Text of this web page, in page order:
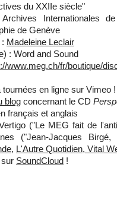
du XXIIe siècle"
Internationales
de Genève
Madeleine Leclair
: Word and Sound
www.meg.ch/fr/boutique/
tournées en ligne sur Vimeo !
blog concernant le CD
français et anglais
("Le MEG fait de
("Jean-Jacques Birgé,
, L'Autre Quotidien, Vital
SoundCloud !